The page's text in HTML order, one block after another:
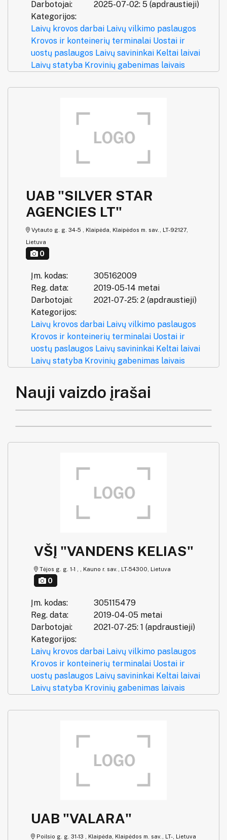
Darbotojai:
2025-07-02: 5 (apdraustieji)
Kategorijos:
Laivų krovos darbai Laivų vilkimo paslaugos
Krovos ir konteinerių terminalai Uostai ir
uostų paslaugos Laivų savininkai Keltai laivai
Laivų statyba Krovinių gabenimas laivais
UAB "SILVER STAR
AGENCIES LT"
Vytauto g. g. 34-5 , Klaipėda, Klaipėdos m. sav., LT-92127,
Lietuva
0
Įm. kodas:
305162009
Reg. data:
2019-05-14 metai
Darbotojai:
2021-07-25: 2 (apdraustieji)
Kategorijos:
Laivų krovos darbai Laivų vilkimo paslaugos
Krovos ir konteinerių terminalai Uostai ir
uostų paslaugos Laivų savininkai Keltai laivai
Laivų statyba Krovinių gabenimas laivais
Nauji vaizdo įrašai
VŠĮ "VANDENS KELIAS"
Tėjos g. g. 1-1 , , Kauno r. sav., LT-54300, Lietuva
0
Įm. kodas:
305115479
Reg. data:
2019-04-05 metai
Darbotojai:
2021-07-25: 1 (apdraustieji)
Kategorijos:
Laivų krovos darbai Laivų vilkimo paslaugos
Krovos ir konteinerių terminalai Uostai ir
uostų paslaugos Laivų savininkai Keltai laivai
Laivų statyba Krovinių gabenimas laivais
UAB "VALARA"
Poilsio g. g. 31-13 , Klaipėda, Klaipėdos m. sav., LT-, Lietuva